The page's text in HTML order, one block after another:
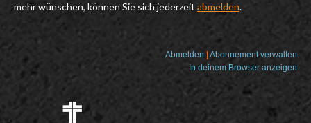
mehr wünschen, können Sie sich jederzeit abmelden.
Abmelden
Abonnement verwalten
In deinem Browser anzeigen